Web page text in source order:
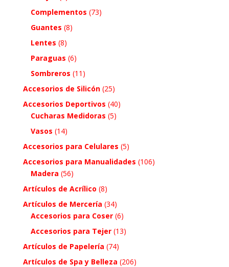
Complementos (73)
Guantes (8)
Lentes (8)
Paraguas (6)
Sombreros (11)
Accesorios de Silicón (25)
Accesorios Deportivos (40)
Cucharas Medidoras (5)
Vasos (14)
Accesorios para Celulares (5)
Accesorios para Manualidades (106)
Madera (56)
Artículos de Acrílico (8)
Artículos de Mercería (34)
Accesorios para Coser (6)
Accesorios para Tejer (13)
Artículos de Papelería (74)
Artículos de Spa y Belleza (206)